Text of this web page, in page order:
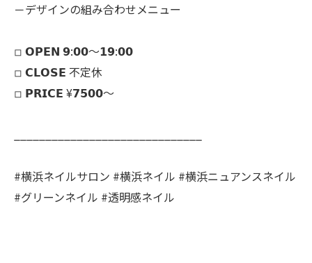
－デザインの組み合わせメニュー
◽︎ 𝗢𝗣𝗘𝗡 𝟵:𝟬𝟬～𝟭𝟵:𝟬𝟬
◽︎ 𝗖𝗟𝗢𝗦𝗘 不定休
◽︎ 𝗣𝗥𝗜𝗖𝗘 ¥𝟳𝟱𝟬𝟬～
#横浜ネイルサロン #横浜ネイル #横浜ニュアンスネイル
#グリーンネイル #透明感ネイル